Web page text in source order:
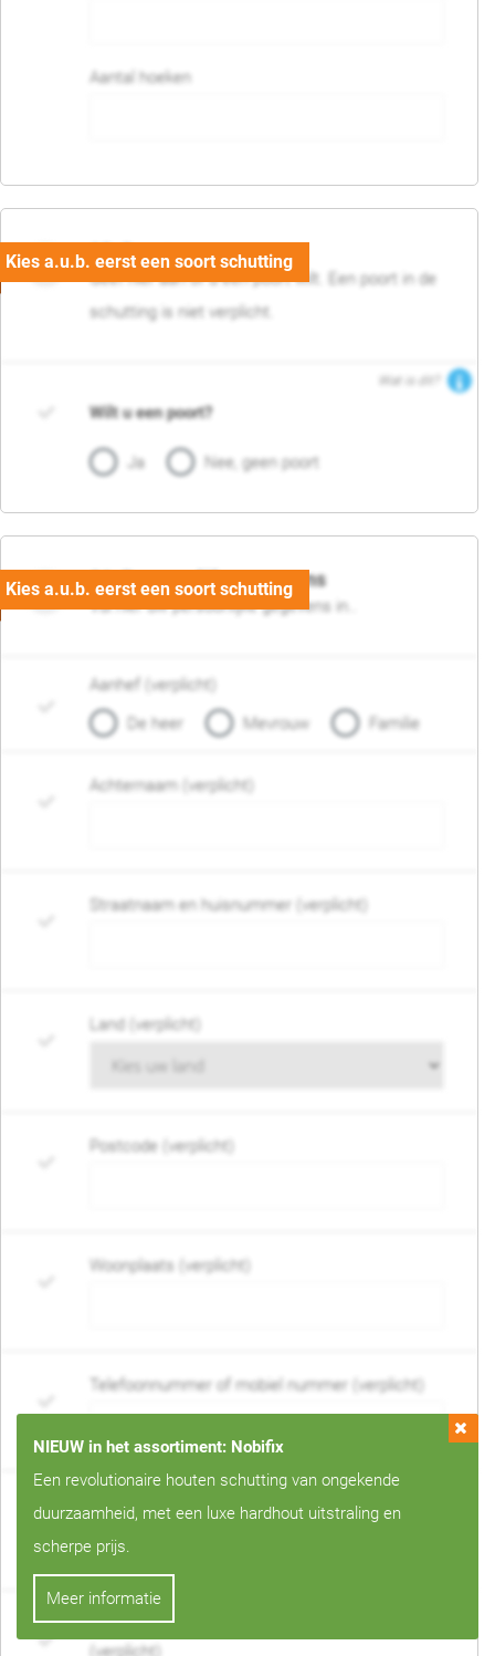
Aantal hoeken
05. Poort
Geef hier aan of u een poort wilt. Een poort in de
schutting is niet verplicht.
Wat is dit?
Wilt u een poort?
Ja Nee, geen poort
06. Persoonlijke gegevens
Vul hier uw persoonlijke gegevens in..
Aanhef (verplicht)
De heer
Mevrouw Familie
Achternaam (verplicht)
Straatnaam en huisnummer (verplicht)
Land (verplicht)
Postcode (verplicht)
Woonplaats (verplicht)
Telefoonnummer of mobiel nummer (verplicht)
E-mail adres (verplicht)
Wanneer mag de schutting geplaatst worden?
(verplicht)
NIEUW in het assortiment: Nobifix
Een revolutionaire houten schutting van ongekende
duurzaamheid, met een luxe hardhout uitstraling en
scherpe prijs.
Meer informatie